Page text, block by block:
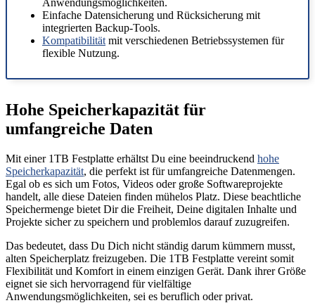
Einfache Datensicherung und Rücksicherung mit
integrierten Backup-Tools.
Kompatibilität mit verschiedenen Betriebssystemen für
flexible Nutzung.
Hohe Speicherkapazität für
umfangreiche Daten
Mit einer 1TB Festplatte erhältst Du eine beeindruckend hohe
Speicherkapazität, die perfekt ist für umfangreiche Datenmengen.
Egal ob es sich um Fotos, Videos oder große Softwareprojekte
handelt, alle diese Dateien finden mühelos Platz. Diese beachtliche
Speichermenge bietet Dir die Freiheit, Deine digitalen Inhalte und
Projekte sicher zu speichern und problemlos darauf zuzugreifen.
Das bedeutet, dass Du Dich nicht ständig darum kümmern musst,
alten Speicherplatz freizugeben. Die 1TB Festplatte vereint somit
Flexibilität und Komfort in einem einzigen Gerät. Dank ihrer Größe
eignet sie sich hervorragend für vielfältige
Anwendungsmöglichkeiten, sei es beruflich oder privat.